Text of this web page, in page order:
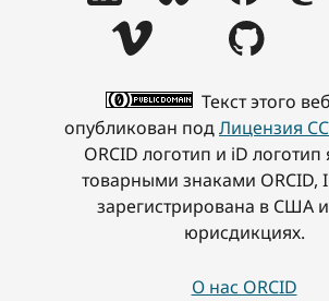
Текст этого
опубликован подЛицензия
ORCID логотип и iD логотип
товарными знаками ORCID,
зарегистрирована в США
юрисдикциях.
О нас ORCID